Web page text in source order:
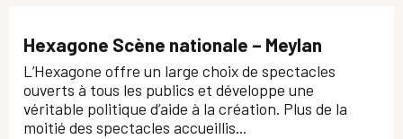
Hexagone Scène nationale – Meylan
L’Hexagone offre un large choix de spectacles
ouverts à tous les publics et développe une
véritable politique d’aide à la création. Plus de la
moitié des spectacles accueillis...